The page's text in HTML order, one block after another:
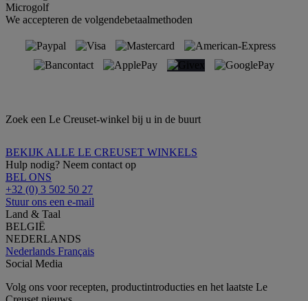
Microgolf
We accepteren de volgendebetaalmethoden
Zoek een Le Creuset-winkel bij u in de buurt
BEKIJK ALLE LE CREUSET WINKELS
Hulp nodig? Neem contact op
BEL ONS
+32 (0) 3 502 50 27
Stuur ons een e-mail
Land & Taal
BELGIË
NEDERLANDS
Nederlands Français
Social Media
Volg ons voor recepten, productintroducties en het laatste Le